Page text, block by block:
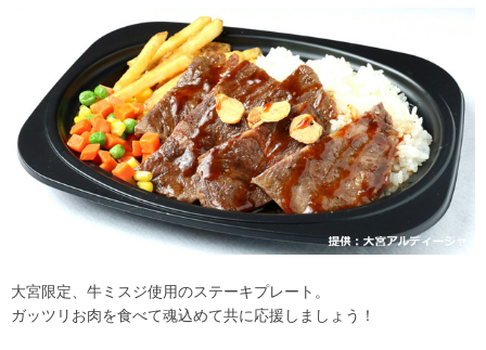
大宮限定、牛ミスジ使用のステーキプレート。
ガッツリお肉を食べて魂込めて共に応援しましょう！